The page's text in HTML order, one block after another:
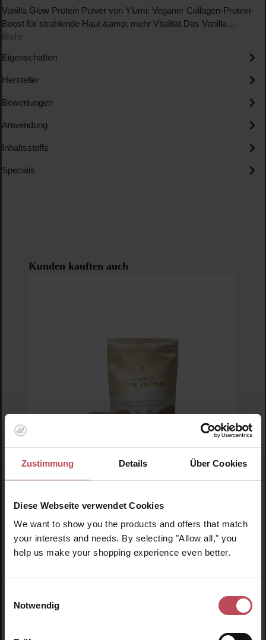
Zustimmung Details Über Cookies
Diese Webseite verwendet Cookies
We want to show you the products and offers that match
your interests and needs. By selecting "Allow all," you
help us make your shopping experience even better.
Notwendig
Vanilla Glow Protein Pulver von Ylumi: Veganer Collagen-Protein-
Boost für strahlende Haut &amp; mehr Vitalität Das Vanilla…
Mehr
Eigenschaften
Hersteller
Bewertungen
Anwendung
Inhaltsstoffe
Specials
Produktgalerie überspringen
Kunden kauften auch
Choco Glow Protein
Nahrungsergänzungsmittel
450 g(8,54 CHF / 100 g)